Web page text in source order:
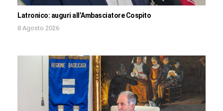
Latronico: auguri all’Ambasciatore Cospito
8 Agosto 2026